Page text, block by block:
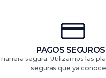
PAGOS SEGUROS
segura. Utilizamos las
seguras que ya